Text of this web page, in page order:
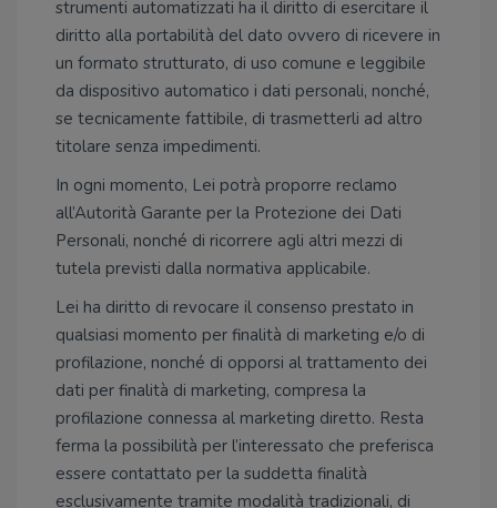
strumenti automatizzati ha il diritto di esercitare il
diritto alla portabilità del dato ovvero di ricevere in
un formato strutturato, di uso comune e leggibile
da dispositivo automatico i dati personali, nonché,
se tecnicamente fattibile, di trasmetterli ad altro
titolare senza impedimenti.
In ogni momento, Lei potrà proporre reclamo
all’Autorità Garante per la Protezione dei Dati
Personali, nonché di ricorrere agli altri mezzi di
tutela previsti dalla normativa applicabile.
Lei ha diritto di revocare il consenso prestato in
qualsiasi momento per finalità di marketing e/o di
profilazione, nonché di opporsi al trattamento dei
dati per finalità di marketing, compresa la
profilazione connessa al marketing diretto. Resta
ferma la possibilità per l’interessato che preferisca
essere contattato per la suddetta finalità
esclusivamente tramite modalità tradizionali, di